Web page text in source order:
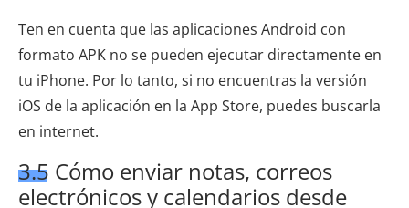
Ten en cuenta que las aplicaciones Android con
formato APK no se pueden ejecutar directamente en
tu iPhone. Por lo tanto, si no encuentras la versión
iOS de la aplicación en la App Store, puedes buscarla
en internet.
3.5 Cómo enviar notas, correos
electrónicos y calendarios desde